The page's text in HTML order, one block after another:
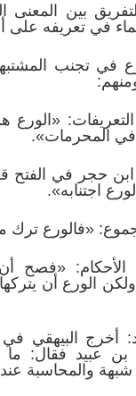
بين المعنى
في تعريفه على
في تجنب
«الورع
المحرمات».
حجر في الفتح
اجتنابه».
«فالورع ترك
«فصح أن
الورع أن
البيهقي في
عبيد فقال: ما
والمحاسبة